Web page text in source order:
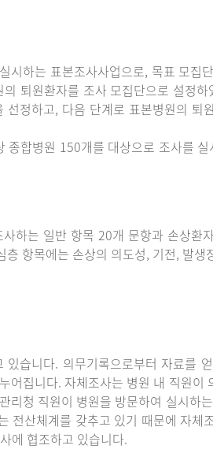
하는 표본조사사업으로, 목표 모집
퇴원환자를 조사 모집단으로 설정
정하고, 다음 단계로 표본병원의 퇴
합병원 150개를 대상으로 조사를
하는 일반 항목 20개 문항과 손상환
항목에는 손상의 의도성, 기전, 발생
습니다. 의무기록으로부터 자료를
집니다. 자체조사는 병원 내 직원이
리청 직원이 병원을 방문하여 실시하
전산체계를 갖추고 있기 때문에 자체
에 협조하고 있습니다.